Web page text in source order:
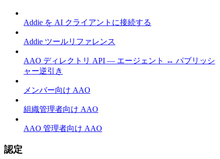
Addie を AI クライアントに接続する
Addie ツールリファレンス
AAO ディレクトリ API — エージェント ↔ パブリッシ
ャー逆引き
メンバー向け AAO
組織管理者向け AAO
AAO 管理者向け AAO
認定